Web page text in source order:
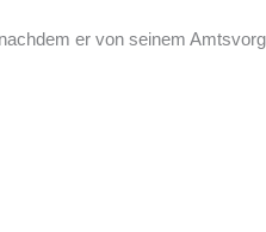
er von seinem